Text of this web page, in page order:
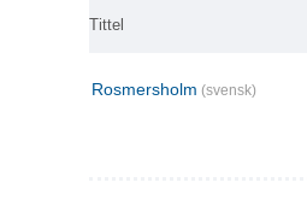
Tittel
Rosmersholm (svensk)